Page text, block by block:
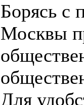
Борясь с
Москвы
Для